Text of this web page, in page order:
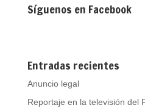
Síguenos en Facebook
Entradas recientes
Anuncio legal
Reportaje en la televisión del